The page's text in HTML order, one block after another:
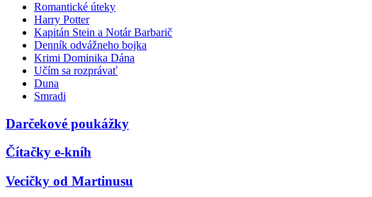
Romantické úteky
Harry Potter
Kapitán Stein a Notár Barbarič
Denník odvážneho bojka
Krimi Dominika Dána
Učím sa rozprávať
Duna
Smradi
Darčekové poukážky
Čítačky e-kníh
Vecičky od Martinusu